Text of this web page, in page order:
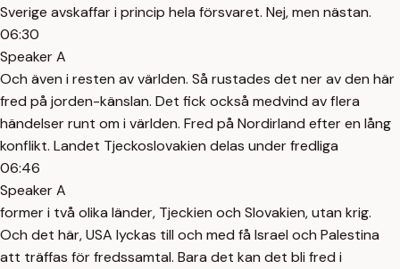
Sverige avskaffar i princip hela försvaret. Nej, men nästan.
06:30
Speaker A
Och även i resten av världen. Så rustades det ner av den här
fred på jorden-känslan. Det fick också medvind av flera
händelser runt om i världen. Fred på Nordirland efter en lång
konflikt. Landet Tjeckoslovakien delas under fredliga
06:46
Speaker A
former i två olika länder, Tjeckien och Slovakien, utan krig.
Och det här, USA lyckas till och med få Israel och Palestina
att träffas för fredssamtal. Bara det kan det bli fred i